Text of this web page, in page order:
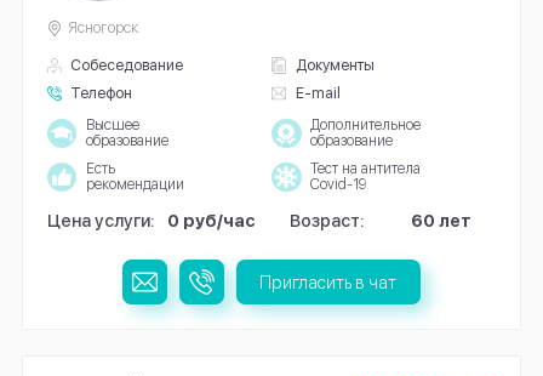
Собеседование
Документы
Телефон
E-mail
Ясногорск
Высшее
образование
Дополнительное
образование
Есть
рекомендации
Тест на антитела
Covid-19
Цена услуги: 0 руб/час Возраст: 60 лет
Пригласить в чат